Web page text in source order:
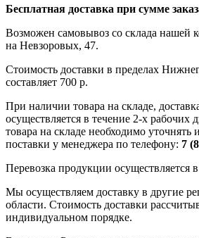
Бесплатная доставка при сумме
Возможен самовывоз со склада нашей
на Невзоровых, 47.
Стоимость доставки в пределах
составляет 700 р.
При наличии товара на складе,
осуществляется в течение 2-х рабочих
товара на складе необходимо
поставки у менеджера по телефону: 7
Перевозка продукции осуществляется
Мы осуществляем доставку в другие
области. Стоимость доставки
индивидуальном порядке.